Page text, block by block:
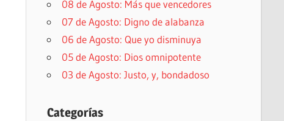
08 de Agosto: Más que vencedores
07 de Agosto: Digno de alabanza
06 de Agosto: Que yo disminuya
05 de Agosto: Dios omnipotente
03 de Agosto: Justo, y, bondadoso
Categorías